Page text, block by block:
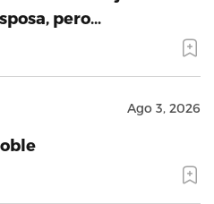
pero…
Ago 3, 2026